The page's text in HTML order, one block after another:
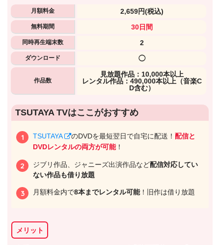
月額料金 2,659円(税込)
無料期間 30日間
同時再生端末数 2
ダウンロード ◯
作品数
⾒放題作品：10,000本以上
レンタル作品：490,000本以上（音楽C
D含む）
TSUTAYA TVはここがおすすめ
TSUTAYA のDVDを最短翌日で自宅に配送！配信と
DVDレンタルの両方が可能！
ジブリ作品、ジャニーズ出演作品など配信対応してい
ない作品も借り放題
月額料金内で8本までレンタル可能！旧作は借り放題
メリット